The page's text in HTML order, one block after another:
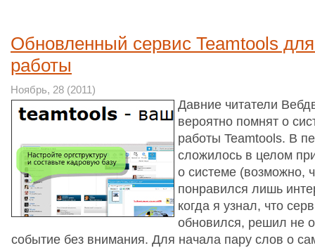
Обновленный сервис Teamtools
работы
Ноябрь, 28 (2011)
Давние читатели
вероятно помнят о
работы Teamtools. В
сложилось в целом
о системе (возможно,
понравился лишь
когда я узнал, что
обновился, решил не
событие без внимания. Для начала пару слов о